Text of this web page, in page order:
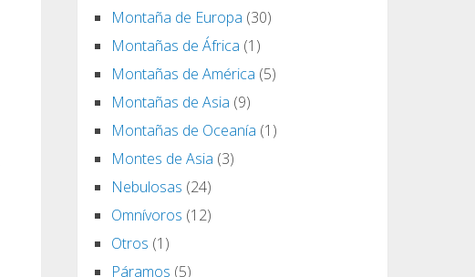
Montaña de Europa (30)
Montañas de África (1)
Montañas de América (5)
Montañas de Asia (9)
Montañas de Oceanía (1)
Montes de Asia (3)
Nebulosas (24)
Omnívoros (12)
Otros (1)
Páramos (5)